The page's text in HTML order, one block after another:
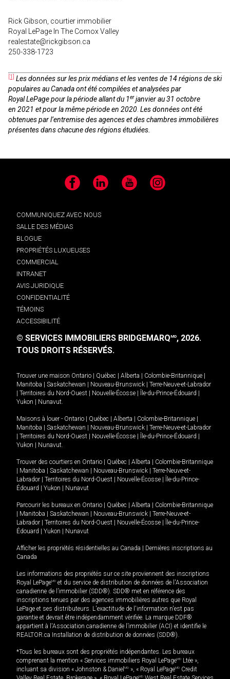
Rick Gibson, courtier immobilier
Royal LePage In The Comox Valley
realestate@rickgibson.ca
250-338-1723
[1] Les données sur les prix médians et les ventes de 14 régions de ski
populaires au Canada ont été compilées et analysées par
Royal LePage pour la période allant du 1erjanvier au 31 octobre
en 2021 et pour la même période en 2020 Les données ont été
obtenues par l’entremise des agences et des chambres immobilières
présentes dans chacune des régions étudiées.
Facebook LinkedIn YouTube Instagram
COMMUNIQUEZ AVEC NOUS
SALLE DES MÉDIAS
BLOGUE
PROPRIÉTÉS LUXUEUSES
COMMERCIAL
INTRANET
AVIS JURIDIQUE
CONFIDENTIALITÉ
TÉMOINS
ACCESSIBILITÉ
© SERVICES IMMOBILIERS BRIDGEMARQMD, 2026.
TOUS DROITS RÉSERVÉS.
Trouver une maison Ontario Québec Alberta Colombie-Britannique
Manitoba
Saskatchewan Nouveau-Brunswick
Terre-Neuve-et-Labrador
Territoires du Nord-Ouest Nouvelle-Écosse Île-du-Prince-Édouard
Yukon
Nunavut.
Maisons à louer - Ontario Québec Alberta Colombie-Britannique
Manitoba
Saskatchewan Nouveau-Brunswick
Terre-Neuve-et-Labrador
Territoires du Nord-Ouest Nouvelle-Écosse Île-du-Prince-Édouard
Yukon
Nunavut.
Trouver des courtiers en Ontario Québec Alberta
Colombie-Britannique
Manitoba Saskatchewan Nouveau-Brunswick
Terre-Neuve-et-
Labrador
Territoires du Nord-Ouest Nouvelle-Écosse
Île-du-Prince-
Édouard
Yukon Nunavut
Parcourir les bureaux en Ontario Québec Alberta
Colombie-Britannique
Manitoba Saskatchewan Nouveau-Brunswick
Terre-Neuve-et-
Labrador
Territoires du Nord-Ouest Nouvelle-Écosse
Île-du-Prince-
Édouard
Yukon Nunavut
Afficher les propriétés résidentielles au Canada
Dernières inscriptions au
Canada
Les informations des propriétés sur ce site proviennent des inscriptions
Royal LePageMD et du service de distribution de données de l'Association
canadienne de l’immobilier (SDD®). SDD® met en référence des
inscriptions tenues par des agences immobilières autres que Royal
LePage et ses distributeurs. L'exactitude de l'information n'est pas
garantie et devrait être indépendamment vérifiée. La marque DDF®
appartient à l'Association canadienne de l’immobilier (ACI) et identifie le
REALTOR.ca Installation de distribution de données (SDD®).
*Tous les bureaux sont des propriétés indépendantes. Les bureaux
comprenant la mention « Services immobiliers Royal LePageMD Ltée »,
incluant sa division « Johnston & Daniel MD », « Royal LePageMD Credit
MD